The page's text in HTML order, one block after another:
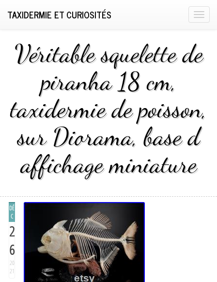
T
g
l
v
i
g
a
n
TAXIDERMIE ET CURIOSITÉS
Véritable squelette de
piranha 18 cm,
taxidermie de poisson,
sur Diorama, base d
affichage miniature
DÉ
C
2
6
20
21